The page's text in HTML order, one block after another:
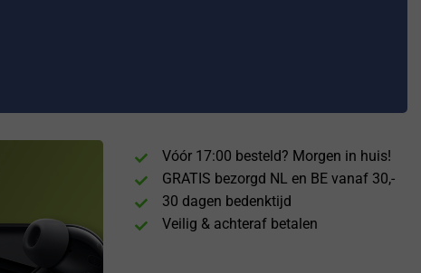
Vóór 17:00 besteld? Morgen in huis!
GRATIS bezorgd NL en BE vanaf 30,-
30 dagen bedenktijd
Veilig & achteraf betalen